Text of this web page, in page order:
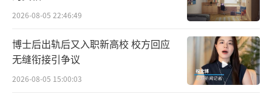
2026-08-05 22:46:49
博士后出轨后又入职新高校 校方回应
无缝衔接引争议
2026-08-05 15:00:03